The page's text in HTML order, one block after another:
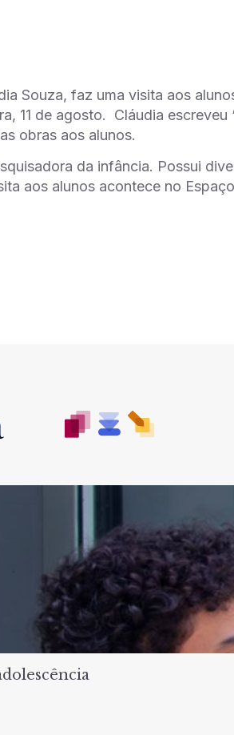
Souza, faz uma visita aos
11 de agosto. Cláudia escreveu
obras aos alunos.
da infância. Possui
aos alunos acontece no